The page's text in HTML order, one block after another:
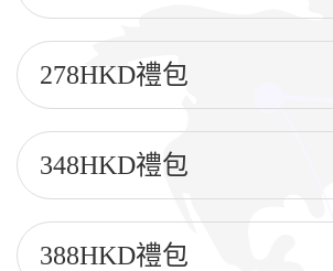
278HKD禮包
348HKD禮包
388HKD禮包